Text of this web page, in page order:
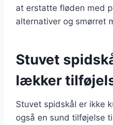
at erstatte fløden med
alternativer og smørret
Stuvet
lækker
Stuvet spidskål er ikke
også en sund tilføjelse